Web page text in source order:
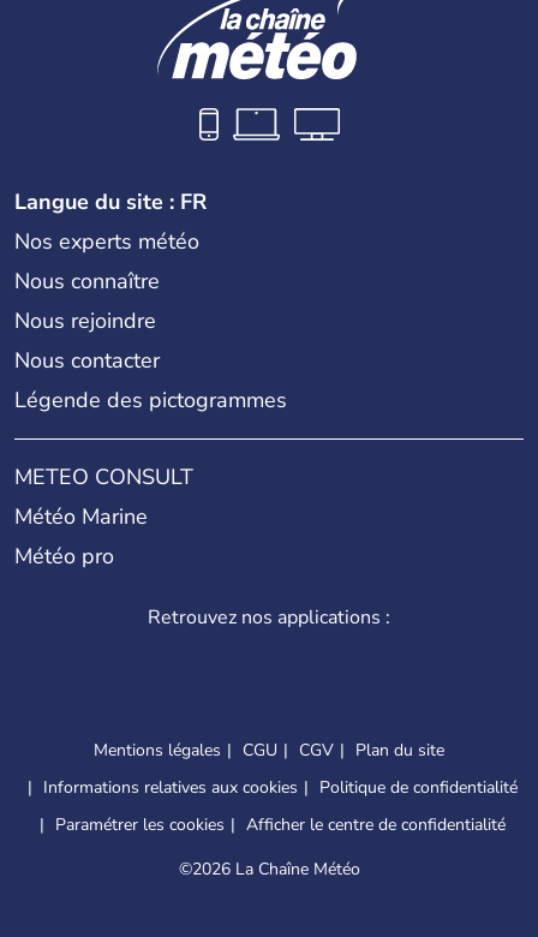
Langue du site : FR
Nos experts météo
Nous connaître
Nous rejoindre
Nous contacter
Légende des pictogrammes
METEO CONSULT
Météo Marine
Météo pro
Retrouvez nos applications :
Mentions légales CGU CGV
Plan du site
Informations relatives aux cookies
Politique de confidentialité
Paramétrer les cookies
Afficher le centre de confidentialité
©2026 La Chaîne Météo